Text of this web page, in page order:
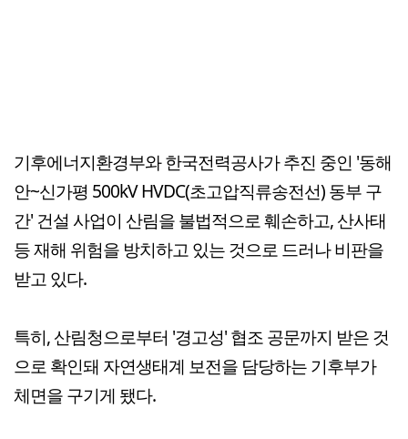
기후에너지환경부와 한국전력공사가 추진 중인 '동해
안~신가평 500kV HVDC(초고압직류송전선) 동부 구
간' 건설 사업이 산림을 불법적으로 훼손하고, 산사태
등 재해 위험을 방치하고 있는 것으로 드러나 비판을
받고 있다.
특히, 산림청으로부터 '경고성' 협조 공문까지 받은 것
으로 확인돼 자연생태계 보전을 담당하는 기후부가
체면을 구기게 됐다.